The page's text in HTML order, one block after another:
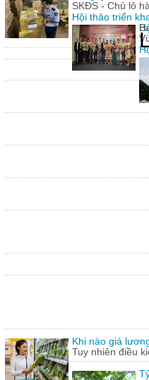
SKĐS - Chủ lô
Khi nào giá
Tuy nhiên điều
Hội thảo triển